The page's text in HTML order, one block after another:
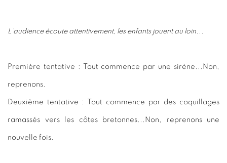
L’audience écoute attentivement, les enfants jouent au loin...
Première tentative : Tout commence par une sirène...Non,
reprenons.
Deuxième tentative : Tout commence par des coquillages
ramassés vers les côtes bretonnes...Non, reprenons une
nouvelle fois.